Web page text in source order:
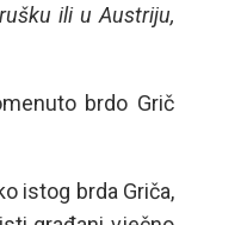
ili u Austriju,
brdo Grič
istog brda Griča,